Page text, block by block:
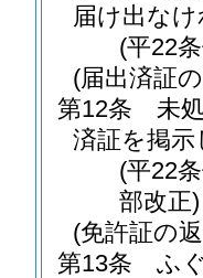
届け出な
(平22
(届出済証
第12条
未
済証を掲
(平22
部改正)
(免許証の
第13条
ふ